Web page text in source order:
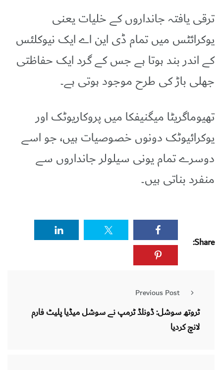
ترقی یافتہ جانداروں کے خلیات یعنی
یوکرائٹس میں تمام ڈی این اے ایک نیوکلئس
کے اندر بند ہوتا ہے جس کے گرد ایک حفاظتی
جھلی باڑ کی طرح موجود ہوتی ہے۔
تھیوماگریٹا میگنیفکا میں پروکاریوٹک اور
یوکرائیوٹک دونوں خصوصیات ہیں، جو اسے
دوسرے تمام یونی سیلولر جانداروں سے
منفرد بناتی ہیں۔
Share:
Previous Post
ٹروتھ سوشل: ڈونلڈ ٹرمپ نے سوشل میڈیا پلیٹ فارم
لانچ کردیا